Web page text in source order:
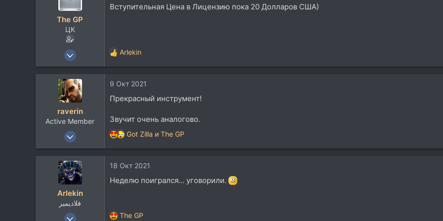
и
The GP
ЦК
8 Окт 2003
4.397
MALDIVES
Вступительная Цена в Лицензию пока 20 Долларов США)
Р
е
к
и
:
Arlekin
raverin
Active Member
26 Май 2015
148
9 Окт 2021
Прекрасный инструмент!
Звучит очень аналогово.
Р
е
к
и
Got Zilla и The GP
Arlekin
فلاديمير
23 Июн 2008
18 Окт 2021
Неделю поигрался... уговорили.
Р
The GP